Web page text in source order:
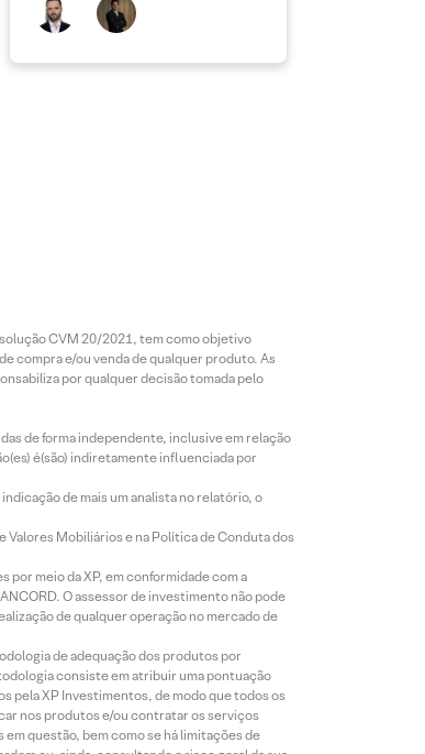
CVM 20/2021, tem como objetivo
compra e/ou venda de qualquer produto. As
por qualquer decisão tomada pelo
de forma independente, inclusive em relação
é(são) indiretamente influenciada por
de mais um analista no relatório, o
Valores Mobiliários e na Política de Conduta dos
meio da XP, em conformidade com a
O assessor de investimento não pode
de qualquer operação no mercado de
de adequação dos produtos por
consiste em atribuir uma pontuação
pela XP Investimentos, de modo que todos os
nos produtos e/ou contratar os serviços
questão, bem como se há limitações de